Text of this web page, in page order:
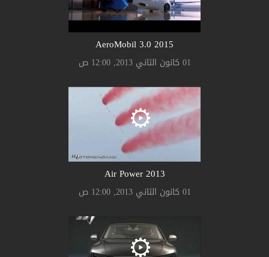
AeroMobil 3.0 2015
01 كانون الثاني 2013, 12:00 ص
Air Power 2013
01 كانون الثاني 2013, 12:00 ص